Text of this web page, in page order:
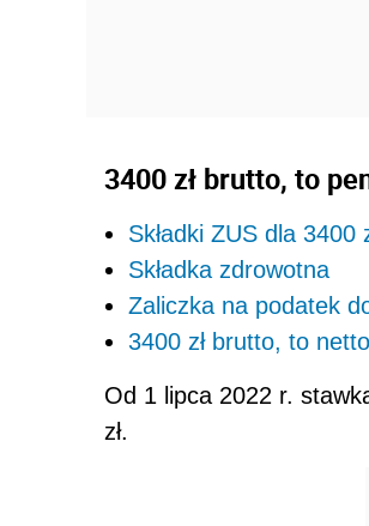
3400 zł brutto, to
Składki ZUS dla 3400
Składka zdrowotna
Zaliczka na podatek
3400 zł brutto, to
Od 1 lipca 2022 r.
zł.